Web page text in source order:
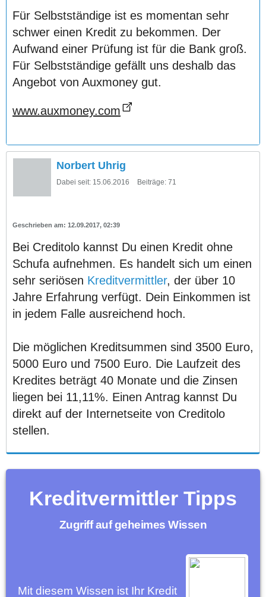
Für Selbstständige ist es momentan sehr
schwer einen Kredit zu bekommen. Der
Aufwand einer Prüfung ist für die Bank groß.
Für Selbstständige gefällt uns deshalb das
Angebot von Auxmoney gut.
www.auxmoney.com
Norbert Uhrig
Dabei seit: 15.06.2016 Beiträge: 71
12.09.2017, 02:39
Bei Creditolo kannst Du einen Kredit ohne
Schufa aufnehmen. Es handelt sich um einen
sehr seriösen Kreditvermittler, der über 10
Jahre Erfahrung verfügt. Dein Einkommen ist
in jedem Falle ausreichend hoch.
Die möglichen Kreditsummen sind 3500 Euro,
5000 Euro und 7500 Euro. Die Laufzeit des
Kredites beträgt 40 Monate und die Zinsen
liegen bei 11,11%. Einen Antrag kannst Du
direkt auf der Internetseite von Creditolo
stellen.
Kreditvermittler Tipps
Zugriff auf geheimes Wissen
Mit diesem Wissen ist Ihr Kredit